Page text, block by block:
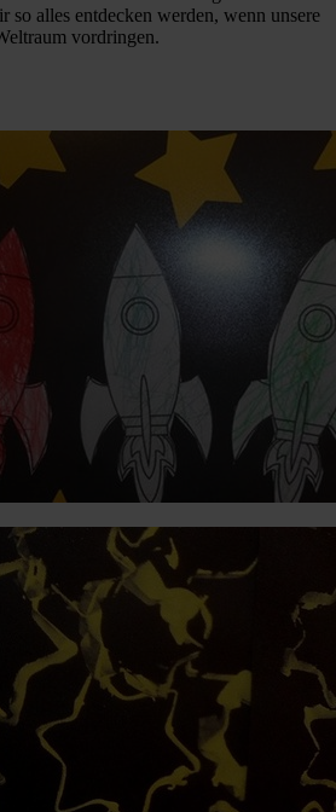
so alles entdecken werden, wenn unsere
vordringen.